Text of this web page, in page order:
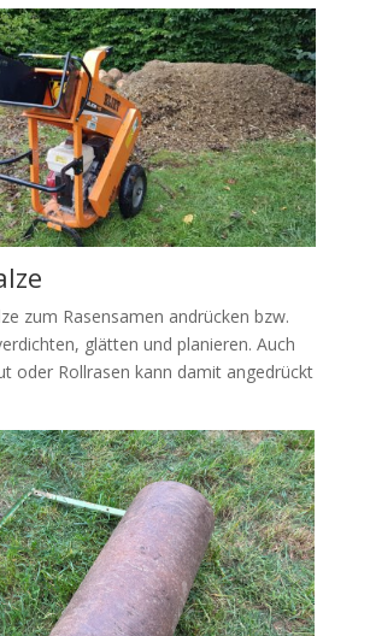
zum Rasensamen andrücken bzw.
glätten und planieren. Auch
oder Rollrasen kann damit angedrückt